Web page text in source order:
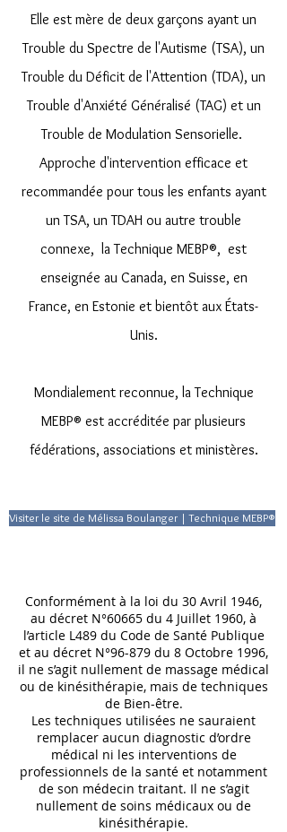
Elle est mère de deux garçons ayant un
Trouble du Spectre de l'Autisme (TSA), un
Trouble du Déficit de l'Attention (TDA), un
Trouble d'Anxiété Généralisé (TAG) et un
Trouble de Modulation Sensorielle.
Approche d'intervention efficace et
recommandée pour tous les enfants ayant
un TSA, un TDAH ou autre trouble
connexe, la Technique MEBP®, est
enseignée au Canada, en Suisse, en
France, en Estonie et bientôt aux États-
Unis.
Mondialement reconnue, la Technique
MEBP® est accréditée par plusieurs
fédérations, associations et ministères.​
Visiter le site de Mélissa Boulanger | Technique MEBP®​
Conformément à la loi du 30 Avril 1946,
au décret N°60665 du 4 Juillet 1960, à
l’article L489 du Code de Santé Publique
et au décret N°96-879 du 8 Octobre 1996,
il ne s’agit nullement de massage médical
ou de kinésithérapie, mais de techniques
de Bien-être.
Les techniques utilisées ne sauraient
remplacer aucun diagnostic d’ordre
médical ni les interventions de
professionnels de la santé et notamment
de son médecin traitant. Il ne s’agit
nullement de soins médicaux ou de
kinésithérapie.